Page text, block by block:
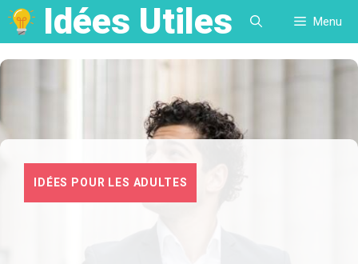
Aller
au
contenu
Idées Utiles Menu
IDÉES POUR LES ADULTES